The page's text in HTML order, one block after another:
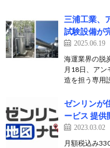
三浦工業、
試験設備が
2025.06.19
海運業界の脱
月18日、アン
造を担う専用
ゼンリンが
ービス 提供
2023.03.02
月額税込み